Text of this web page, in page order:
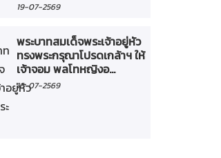
19-07-2569
พระบาทสมเด็จพระเจ้าอยู่หัว
ทรงพระกรุณาโปรดเกล้าฯ ให้
เจ้าจอม พลโทหญิงอ...
16-07-2569